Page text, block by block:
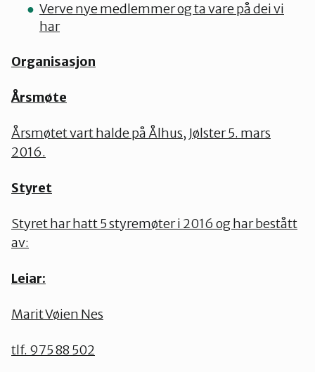
Verve nye medlemmer og ta vare på dei vi
har
Organisasjon
Årsmøte
Årsmøtet vart halde på Ålhus, Jølster 5. mars
2016.
Styret
Styret har hatt 5 styremøter i 2016 og har bestått
av:
Leiar:
Marit Vøien Nes
tlf. 975 88 502